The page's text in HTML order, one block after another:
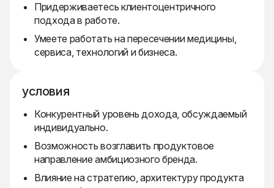
Придерживаетесь клиентоцентричного
подхода в работе.
Умеете работать на пересечении медицины,
сервиса, технологий и бизнеса.
условия
Конкурентный уровень дохода, обсуждаемый
индивидуально.
Возможность возглавить продуктовое
направление амбициозного бренда.
Влияние на стратегию, архитектуру продукта